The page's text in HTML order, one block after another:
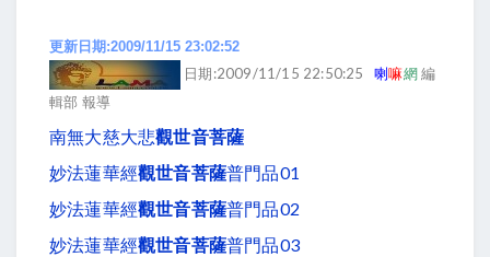
更新日期:2009/11/15 23:02:52
日期:2009/11/15 22:50:25喇嘛網編
輯部 報導
南無大慈大悲觀世音菩薩
妙法蓮華經觀世音菩薩普門品01
妙法蓮華經觀世音菩薩普門品02
妙法蓮華經觀世音菩薩普門品03